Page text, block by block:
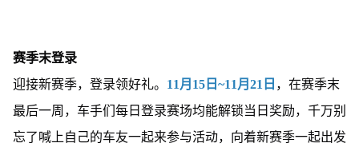
赛季末登录
迎接新赛季，登录领好礼。 11月15日~11月21日 ，在赛季末
最后一周，车手们每日登录赛场均能解锁当日奖励，千万别
忘了喊上自己的车友一起来参与活动，向着新赛季一起出发